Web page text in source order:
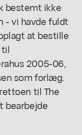
bestemt ikke
- vi havde fuldt
at bestille
2005-06,
som forlæg.
til The
bearbejde